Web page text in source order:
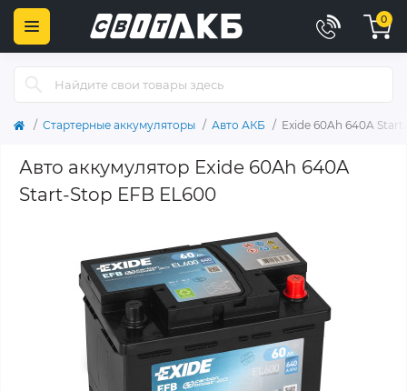
0
Стартерные аккумуляторы Авто АКБ Exide 60Ah 640A
Авто аккумулятор Exide 60Ah 640A
Start-Stop EFB EL600